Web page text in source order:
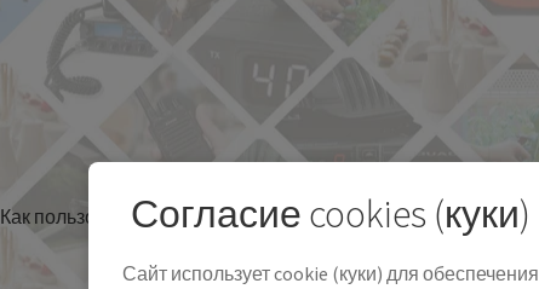
Как пользоваться Полезная информация БЛОГ
Согласие cookies (куки)
Сайт использует cookie (куки) для обеспечения